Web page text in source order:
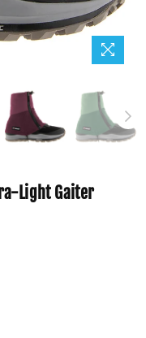
Light Gaiter